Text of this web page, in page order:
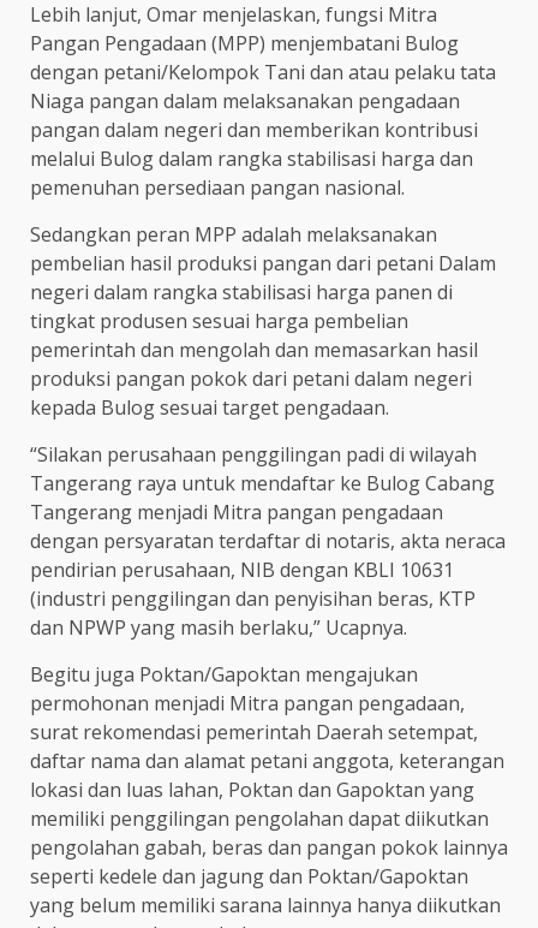
Lebih lanjut, Omar menjelaskan, fungsi Mitra
Pangan Pengadaan (MPP) menjembatani Bulog
dengan petani/Kelompok Tani dan atau pelaku tata
Niaga pangan dalam melaksanakan pengadaan
pangan dalam negeri dan memberikan kontribusi
melalui Bulog dalam rangka stabilisasi harga dan
pemenuhan persediaan pangan nasional.
Sedangkan peran MPP adalah melaksanakan
pembelian hasil produksi pangan dari petani Dalam
negeri dalam rangka stabilisasi harga panen di
tingkat produsen sesuai harga pembelian
pemerintah dan mengolah dan memasarkan hasil
produksi pangan pokok dari petani dalam negeri
kepada Bulog sesuai target pengadaan.
“Silakan perusahaan penggilingan padi di wilayah
Tangerang raya untuk mendaftar ke Bulog Cabang
Tangerang menjadi Mitra pangan pengadaan
dengan persyaratan terdaftar di notaris, akta neraca
pendirian perusahaan, NIB dengan KBLI 10631
(industri penggilingan dan penyisihan beras, KTP
dan NPWP yang masih berlaku,” Ucapnya.
Begitu juga Poktan/Gapoktan mengajukan
permohonan menjadi Mitra pangan pengadaan,
surat rekomendasi pemerintah Daerah setempat,
daftar nama dan alamat petani anggota, keterangan
lokasi dan luas lahan, Poktan dan Gapoktan yang
memiliki penggilingan pengolahan dapat diikutkan
pengolahan gabah, beras dan pangan pokok lainnya
seperti kedele dan jagung dan Poktan/Gapoktan
yang belum memiliki sarana lainnya hanya diikutkan